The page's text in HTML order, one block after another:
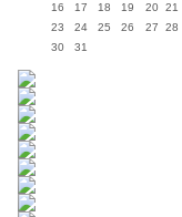
16
17 18 19 20 21
23
24 25 26 27 28
30
31